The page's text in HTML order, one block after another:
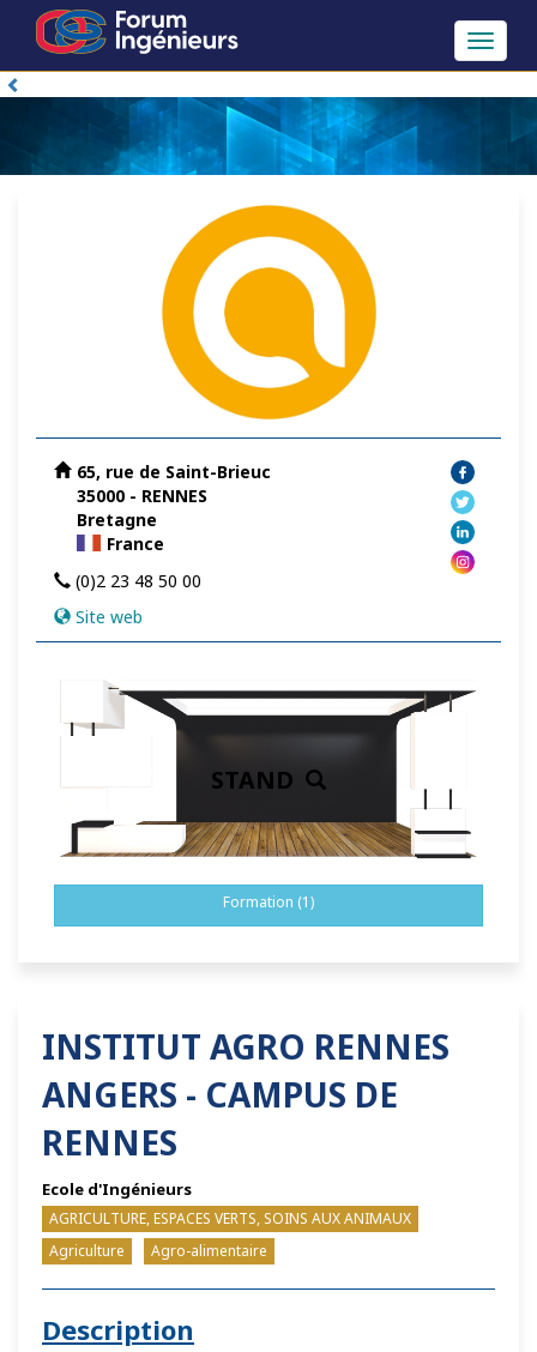
Toggle
65, rue de Saint-Brieuc
35000 - RENNES
Bretagne
France
(0)2 23 48 50 00
Site web
STAND
Formation (1)
INSTITUT AGRO RENNES
ANGERS - CAMPUS DE
RENNES
Ecole d'Ingénieurs
AGRICULTURE, ESPACES VERTS, SOINS AUX ANIMAUX
Agriculture
Agro-alimentaire
Description